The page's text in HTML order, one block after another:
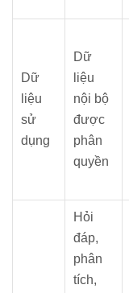
Dữ
liệu
sử
dụng
Dữ
liệu
nội bộ
được
phân
quyền
Hỏi
đáp,
phân
tích,